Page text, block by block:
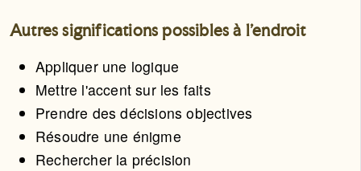
Autres significations possibles à l'endroit
Appliquer une logique
Mettre l'accent sur les faits
Prendre des décisions objectives
Résoudre une énigme
Rechercher la précision